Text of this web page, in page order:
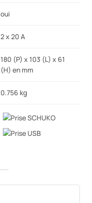
oui
2 x 20 A
180 (P) x 103 (L) x 61
(H) en mm
0.756 kg